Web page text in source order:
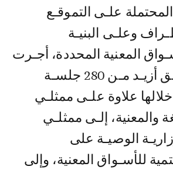
المحتملة علـى التموقـع
وعلـى البنيـة
المعنية المحددة، أجـرت
مصالـح التحقيـق أزيـد مـن 280 جلسـة
علاوة علـى ممثلـي
والمعنية، إلـى ممثلـي
الوصيـة على
للأسـواق المعنية، وإلى